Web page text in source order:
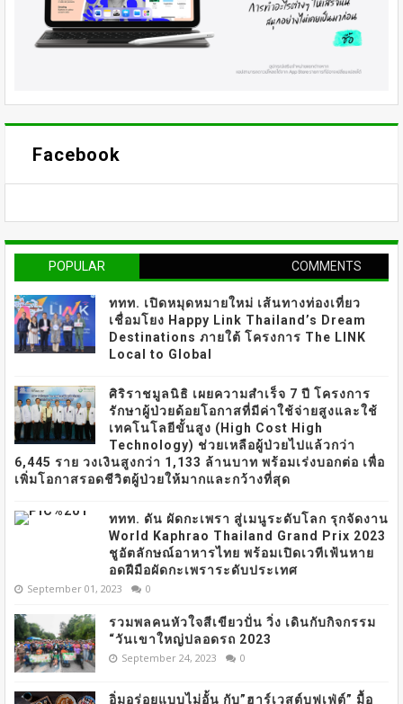
Facebook
POPULAR COMMENTS
ททท. เปิดหมุดหมายใหม่ เส้นทางท่องเที่ยว
เชื่อมโยง Happy Link Thailand’s Dream
Destinations ภายใต้ โครงการ The LINK
Local to Global
ศิริราชมูลนิธิ เผยความสำเร็จ 7 ปี โครงการ
รักษาผู้ป่วยด้อยโอกาสที่มีค่าใช้จ่ายสูงและใช้
เทคโนโลยีขั้นสูง (High Cost High
Technology) ช่วยเหลือผู้ป่วยไปแล้วกว่า
6,445 ราย วงเงินสูงกว่า 1,133 ล้านบาท พร้อมเร่งบอกต่อ เพื่อ
เพิ่มโอกาสรอดชีวิตผู้ป่วยให้มากและกว้างที่สุด
ททท. ดัน ผัดกะเพรา สู่เมนูระดับโลก รุกจัดงาน
World Kaphrao Thailand Grand Prix 2023
ชูอัตลักษณ์อาหารไทย พร้อมเปิดเวทีเฟ้นหาย
อดฝีมือผัดกะเพราระดับประเทศ
September 01, 2023 0
รวมพลคนหัวใจสีเขียวปั่น วิ่ง เดินกับกิจกรรม
“วันเขาใหญ่ปลอดรถ 2023
September 24, 2023 0
อิ่มอร่อยแบบไม่อั้น กับ”ฮาร์เวสต์บุฟเฟ่ต์” มื้อ